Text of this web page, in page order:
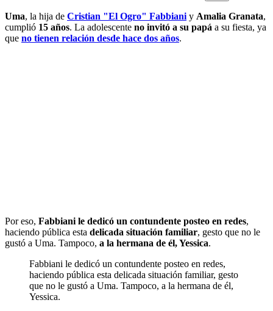
Uma, la hija de Cristian "El Ogro" Fabbiani y Amalia Granata,
cumplió 15 años. La adolescente no invitó a su papá a su fiesta, ya
que no tienen relación desde hace dos años.
Por eso, Fabbiani le dedicó un contundente posteo en redes,
haciendo pública esta delicada situación familiar, gesto que no le
gustó a Uma. Tampoco, a la hermana de él, Yessica.
Fabbiani le dedicó un contundente posteo en redes,
haciendo pública esta delicada situación familiar, gesto
que no le gustó a Uma. Tampoco, a la hermana de él,
Yessica.